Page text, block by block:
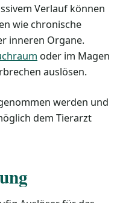
Verlauf können
wie chronische
inneren Organe.
oder im Magen
auslösen.
werden und
dem Tierarzt